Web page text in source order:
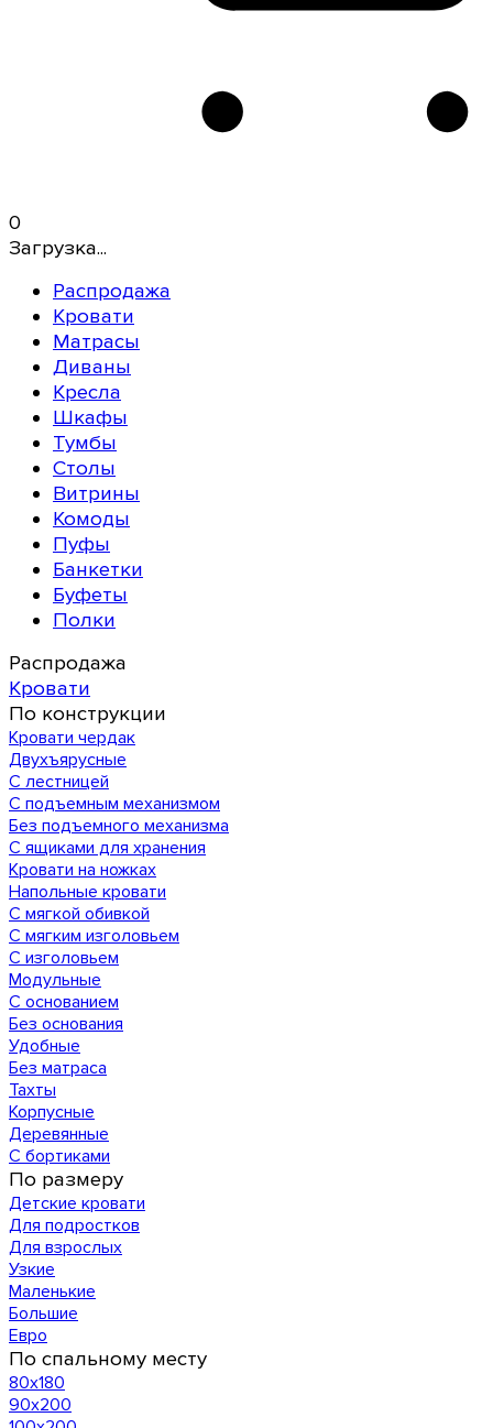
0
Загрузка...
Распродажа
Кровати
Матрасы
Диваны
Кресла
Шкафы
Тумбы
Столы
Витрины
Комоды
Пуфы
Банкетки
Буфеты
Полки
Распродажа
Кровати
По конструкции
Кровати чердак
Двухъярусные
С лестницей
С подъемным механизмом
Без подъемного механизма
С ящиками для хранения
Кровати на ножках
Напольные кровати
С мягкой обивкой
С мягким изголовьем
С изголовьем
Модульные
С основанием
Без основания
Удобные
Без матраса
Тахты
Корпусные
Деревянные
С бортиками
По размеру
Детские кровати
Для подростков
Для взрослых
Узкие
Маленькие
Большие
Евро
По спальному месту
80х180
90х200